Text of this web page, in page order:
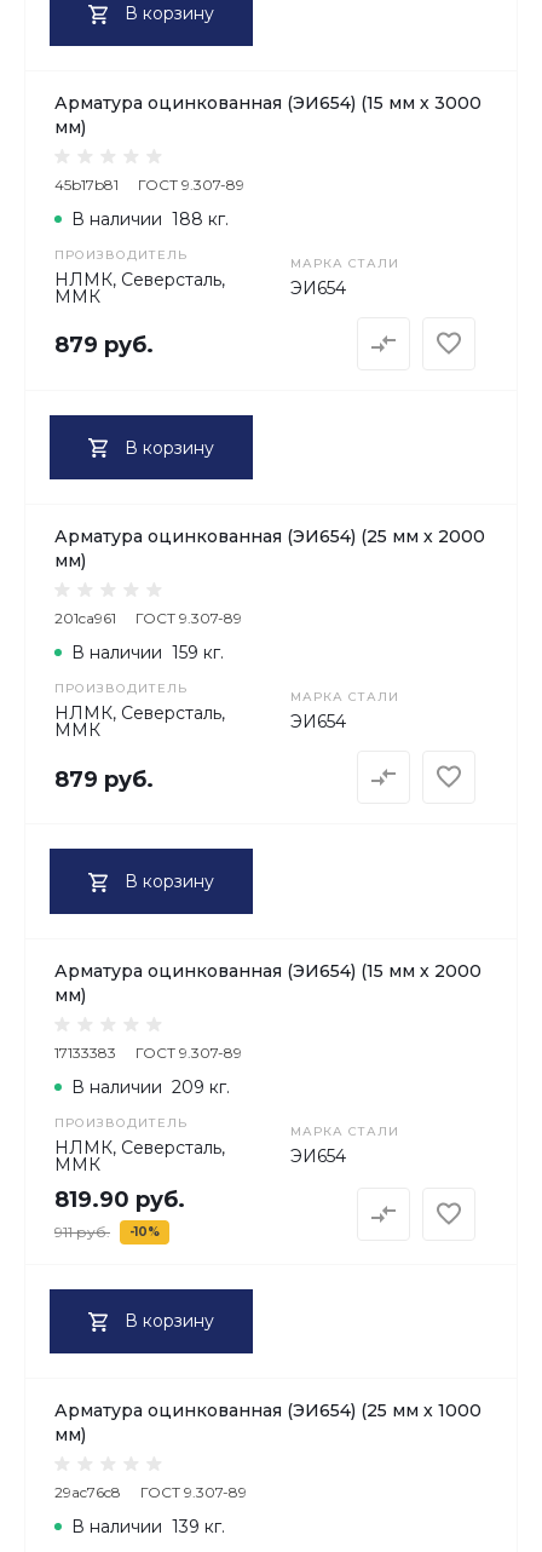
В корзину
Арматура оцинкованная (ЭИ654) (15 мм х 3000
мм)
45b17b81 ГОСТ 9.307-89
ПРОИЗВОДИТЕЛЬ
НЛМК, Северсталь,
ММК
МАРКА СТАЛИ
ЭИ654
В наличии 188 кг.
879 руб.
В корзину
Арматура оцинкованная (ЭИ654) (25 мм х 2000
мм)
201ca961 ГОСТ 9.307-89
ПРОИЗВОДИТЕЛЬ
НЛМК, Северсталь,
ММК
МАРКА СТАЛИ
ЭИ654
В наличии 159 кг.
879 руб.
В корзину
Арматура оцинкованная (ЭИ654) (15 мм х 2000
мм)
17133383 ГОСТ 9.307-89
ПРОИЗВОДИТЕЛЬ
НЛМК, Северсталь,
ММК
МАРКА СТАЛИ
ЭИ654
В наличии 209 кг.
819.90 руб.
911 руб. -10%
В корзину
Арматура оцинкованная (ЭИ654) (25 мм х 1000
мм)
29ac76c8 ГОСТ 9.307-89
В наличии 139 кг.